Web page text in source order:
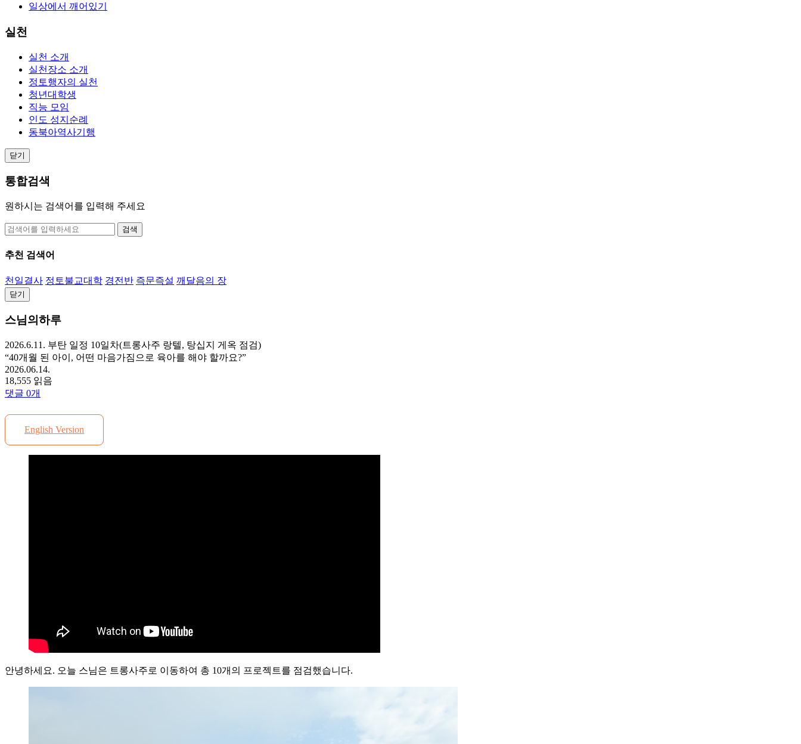
일상에서 깨어있기
실천
실천 소개
실천장소 소개
정토행자의 실천
청년대학생
직능 모임
인도 성지순례
동북아역사기행
닫기
통합검색
원하시는 검색어를 입력해 주세요
검색
추천 검색어
천일결사 정토불교대학 경전반 즉문즉설 깨달음의 장
닫기
스님의하루
2026.6.11. 부탄 일정 10일차(트롱사주 랑텔, 탕십지 게옥 점검)
“40개월 된 아이, 어떤 마음가짐으로 육아를 해야 할까요?”
2026.06.14.
18,555 읽음
댓글 0개
English Version
안녕하세요. 오늘 스님은 트롱사주로 이동하여 총 10개의 프로젝트를 점검했습니다.